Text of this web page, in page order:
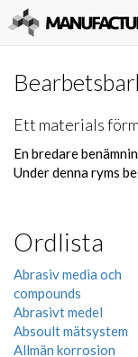
Ett materials
En bredare
Under denna ryms
Ordlista
Abrasiv media och
compounds
Abrasivt medel
Absoult mätsystem
Allmän korrosion